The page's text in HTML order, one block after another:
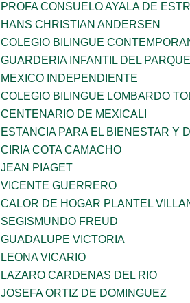
PROFA CONSUELO AYALA DE
HANS CHRISTIAN ANDERSEN
COLEGIO BILINGUE
GUARDERIA INFANTIL DEL
MEXICO INDEPENDIENTE
COLEGIO BILINGUE LOMBARDO
CENTENARIO DE MEXICALI
ESTANCIA PARA EL BIENESTAR Y
CIRIA COTA CAMACHO
JEAN PIAGET
VICENTE GUERRERO
CALOR DE HOGAR PLANTEL
SEGISMUNDO FREUD
GUADALUPE VICTORIA
LEONA VICARIO
LAZARO CARDENAS DEL RIO
JOSEFA ORTIZ DE DOMINGUEZ